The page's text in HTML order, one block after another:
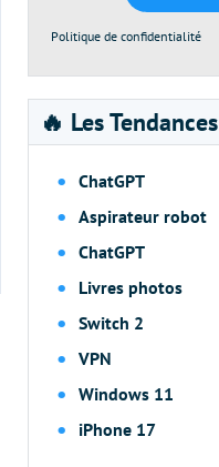
Politique de confidentialité
🔥 Les Tendances
ChatGPT
Aspirateur robot
ChatGPT
Livres photos
Switch 2
VPN
Windows 11
iPhone 17